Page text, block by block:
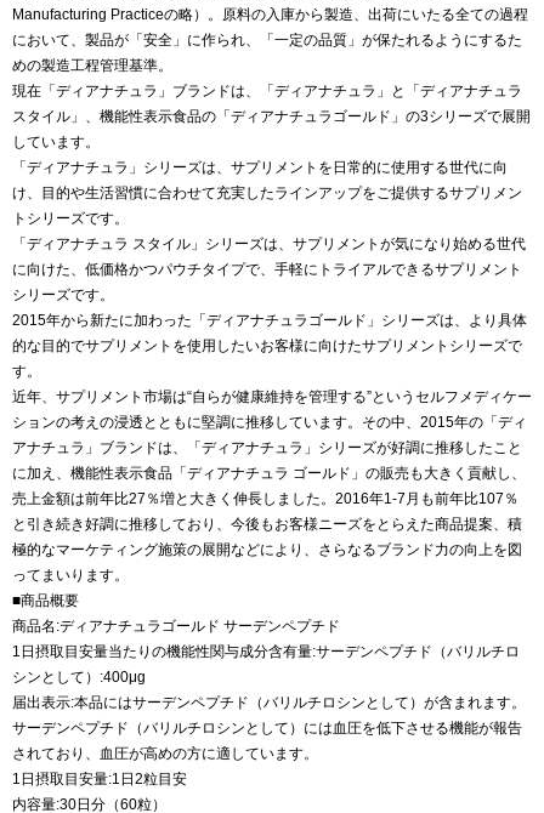
Manufacturing Practiceの略）。原料の入庫から製造、出荷にいたる全ての過程
において、製品が「安全」に作られ、「一定の品質」が保たれるようにするた
めの製造工程管理基準。
現在「ディアナチュラ」ブランドは、「ディアナチュラ」と「ディアナチュラ
スタイル」、機能性表示食品の「ディアナチュラゴールド」の3シリーズで展開
しています。
「ディアナチュラ」シリーズは、サプリメントを日常的に使用する世代に向
け、目的や生活習慣に合わせて充実したラインアップをご提供するサプリメン
トシリーズです。
「ディアナチュラ スタイル」シリーズは、サプリメントが気になり始める世代
に向けた、低価格かつパウチタイプで、手軽にトライアルできるサプリメント
シリーズです。
2015年から新たに加わった「ディアナチュラゴールド」シリーズは、より具体
的な目的でサプリメントを使用したいお客様に向けたサプリメントシリーズで
す。
近年、サプリメント市場は“自らが健康維持を管理する”というセルフメディケー
ションの考えの浸透とともに堅調に推移しています。その中、2015年の「ディ
アナチュラ」ブランドは、「ディアナチュラ」シリーズが好調に推移したこと
に加え、機能性表示食品「ディアナチュラ ゴールド」の販売も大きく貢献し、
売上金額は前年比27％増と大きく伸長しました。2016年1-7月も前年比107％
と引き続き好調に推移しており、今後もお客様ニーズをとらえた商品提案、積
極的なマーケティング施策の展開などにより、さらなるブランド力の向上を図
ってまいります。
■商品概要
商品名:ディアナチュラゴールド サーデンペプチド
1日摂取目安量当たりの機能性関与成分含有量:サーデンペプチド（バリルチロ
シンとして）:400μg
届出表示:本品にはサーデンペプチド（バリルチロシンとして）が含まれます。
サーデンペプチド（バリルチロシンとして）には血圧を低下させる機能が報告
されており、血圧が高めの方に適しています。
1日摂取目安量:1日2粒目安
内容量:30日分（60粒）